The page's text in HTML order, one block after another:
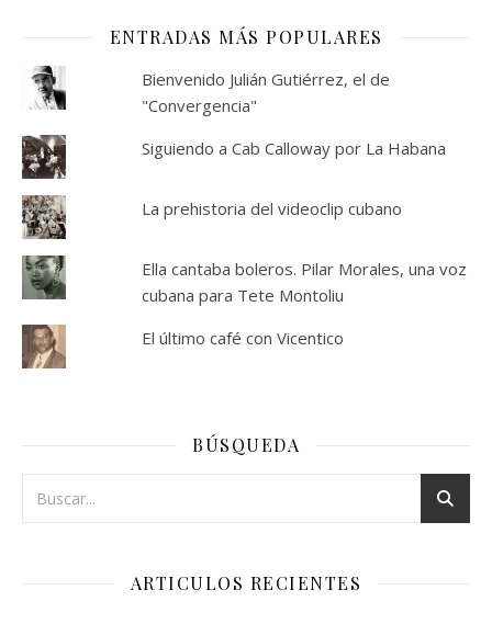
ENTRADAS MÁS POPULARES
Bienvenido Julián Gutiérrez, el de
"Convergencia"
Siguiendo a Cab Calloway por La Habana
La prehistoria del videoclip cubano
Ella cantaba boleros. Pilar Morales, una voz
cubana para Tete Montoliu
El último café con Vicentico
BÚSQUEDA
ARTICULOS RECIENTES